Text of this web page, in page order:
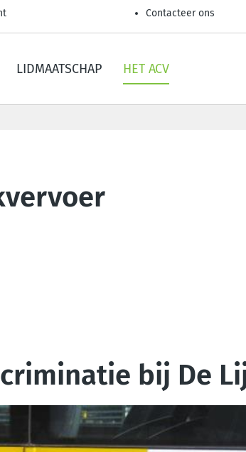
Contacteer ons
LIDMAATSCHAP HET ACV
bij De